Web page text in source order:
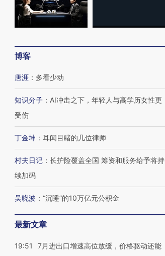
博客
唐涯 ： 多看少动
知识分子 ： AI冲击之下，年轻人与高学历女性更
受伤
丁金坤 ： 耳闻目睹的几位律师
村夫日记 ： 长护险覆盖全国 筹资和服务给予将持
续加码
吴晓波 ： “沉睡”的10万亿元公积金
最新文章
19:51
7月进出口增速高位放缓，价格驱动还能